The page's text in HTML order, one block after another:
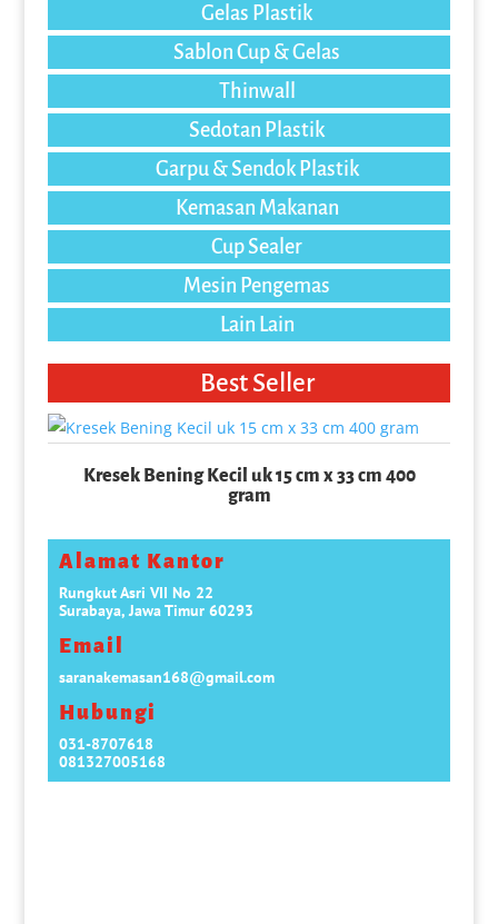
Gelas Plastik
Sablon Cup & Gelas
Thinwall
Sedotan Plastik
Garpu & Sendok Plastik
Kemasan Makanan
Cup Sealer
Mesin Pengemas
Lain Lain
Best Seller
Kresek Bening Kecil uk 15 cm x 33 cm 400
gram
Alamat Kantor
Rungkut Asri VII No 22
Surabaya, Jawa Timur 60293
Email
saranakemasan168@gmail.com
Hubungi
031-8707618
081327005168